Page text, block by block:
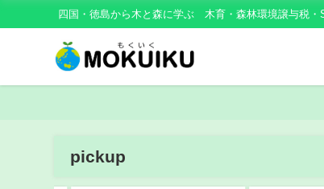
四国・徳島から木と森に学ぶ 木育・森林環境譲与税・
pickup